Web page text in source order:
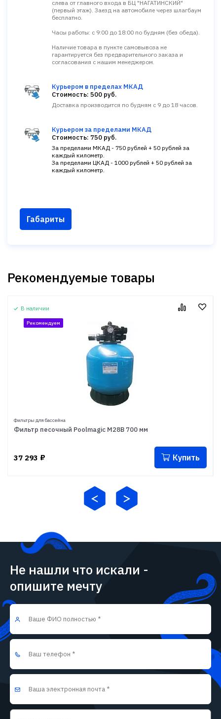
слева от главного входа в БЦ "НАГАТИНСКИЙ"
(первый этаж). Заезд на автомобиле через шлагбаум
бесплатно.
Часы работы: с 9:00 до 18:00 по будням (без обеда).
Наличие товара в пункте самовывоза не
гарантируется без предварительного заказа и
согласования с нашим менеджером.
Курьером в пределах МКАД
Стоимость: 500 руб.
Доставка производится по будням с 9 до 18 часов.
Курьером за пределами МКАД
Стоимость: 750 руб.
За пределами МКАД - 750 рублей + 50 рублей за
каждый километр.
За пределами ЦКАД - 1000 рублей + 50 рублей за
каждый километр.
Габариты
Рекомендуемые товары
В наличии
Рекомендуем
Фильтры для бассейна
Фильтр песочный Poolmagic M28B 700 мм
37 293 ₽ Купить
Не нашли что искали -
опишите мечту